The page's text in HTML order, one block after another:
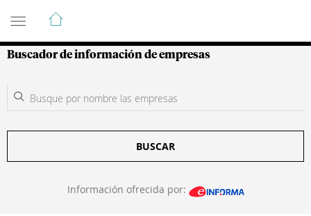
Guía de Empresas Colombianas
Buscador de información de empresas
BUSCAR
Información ofrecida por: